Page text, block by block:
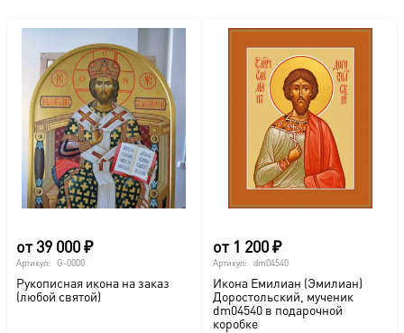
от39 000₽
Артикул: G-0000
Рукописная икона на заказ
(любой святой)
от 1 200₽
Артикул: dm04540
Икона Емилиан (Эмилиан)
Доростольский, мученик
dm04540 в подарочной
коробке